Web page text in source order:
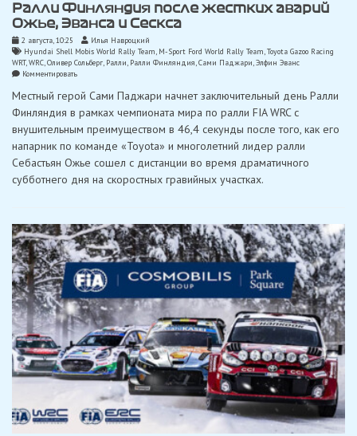
Ралли Финляндия после жестких аварий
Ожье, Эванса и Сескса
2 августа, 10:25
Илья Навроцкий
Hyundai Shell Mobis World Rally Team, M-Sport Ford World Rally Team,Toyota Gazoo Racing
WRT,WRC,Оливер Сольберг, Ралли, Ралли Финляндия,Сами Паджари,Элфин Эванс
Комментироватьon
близок
победе
на
Ралли
Финляндия
жестких
и
Сескса
Местный герой Сами Паджари начнет заключительный день Ралли
Финляндия в рамках чемпионата мира по ралли FIA WRC с
внушительным преимуществом в 46,4 секунды после того, как его
напарник по команде «Toyota» и многолетний лидер ралли
Себастьян Ожье сошел с дистанции во время драматичного
субботнего дня на скоростных гравийных участках.